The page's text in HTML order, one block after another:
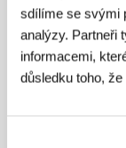
sdílíme se svými
analýzy. Partneři
informacemi,
důsledku toho,
Režie: Arturo
Pocta
Česnek se
(Garlic Is as